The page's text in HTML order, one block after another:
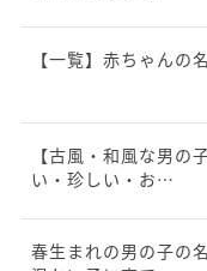
【一覧】赤ちゃんの
【古風・和風な男の
い・珍しい・お…
春生まれの男の子の